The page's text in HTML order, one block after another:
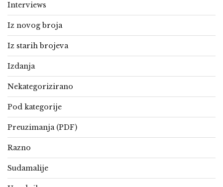
Interviews
Iz novog broja
Iz starih brojeva
Izdanja
Nekategorizirano
Pod kategorije
Preuzimanja (PDF)
Razno
Sudamalije